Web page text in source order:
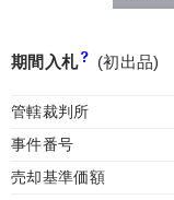
期間入札 (初出品)
管轄裁判所
事件番号
売却基準価額